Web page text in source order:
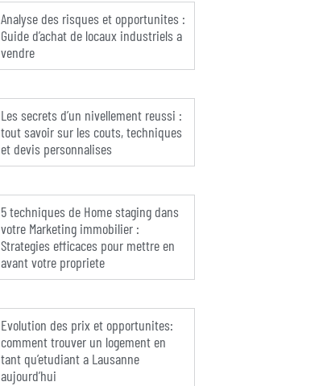
Analyse des risques et opportunites :
Guide d’achat de locaux industriels a
vendre
Les secrets d’un nivellement reussi :
tout savoir sur les couts, techniques
et devis personnalises
5 techniques de Home staging dans
votre Marketing immobilier :
Strategies efficaces pour mettre en
avant votre propriete
Evolution des prix et opportunites:
comment trouver un logement en
tant qu’etudiant a Lausanne
aujourd’hui